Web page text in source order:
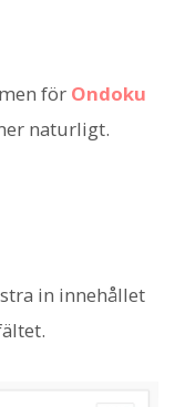
för Ondoku
naturligt.
in innehållet